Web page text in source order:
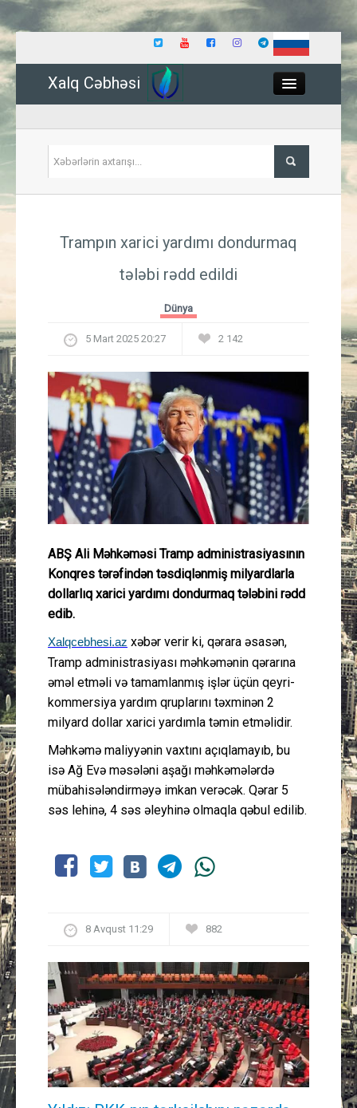
Xalq Cəbhəsi
İqtisadiyyat
Güney Azərbaycan
Mədəniyyət
Müsahibə
İdman
Gündəm
Peşə etikası
Əlaqə
Trampın xarici yardımı dondurmaq
tələbi rədd edildi
Dünya
5 Mart 2025 20:27 2 142
ABŞ Ali Məhkəməsi Tramp administrasiyasının
Konqres tərəfindən təsdiqlənmiş milyardlarla
dollarlıq xarici yardımı dondurmaq tələbini rədd
edib.
Xalqcebhesi.az xəbər verir ki, qərara əsasən,
Tramp administrasiyası məhkəmənin qərarına
əməl etməli və tamamlanmış işlər üçün qeyri-
kommersiya yardım qruplarını təxminən 2
milyard dollar xarici yardımla təmin etməlidir.
Məhkəmə maliyyənin vaxtını açıqlamayıb, bu
isə Ağ Evə məsələni aşağı məhkəmələrdə
mübahisələndirməyə imkan verəcək. Qərar 5
səs lehinə, 4 səs əleyhinə olmaqla qəbul edilib.
8 Avqust 11:29 882